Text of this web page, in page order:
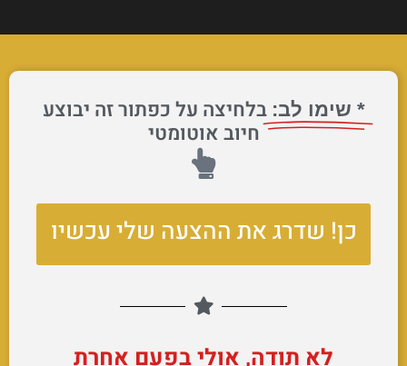
* שימו לב: בלחיצה על כפתור זה יבוצע
חיוב אוטומטי
כן! שדרג את ההצעה שלי עכשיו
לא תודה, אולי בפעם אחרת